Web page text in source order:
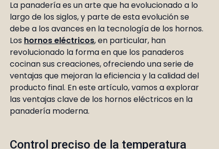
La panadería es un arte que ha evolucionado a lo
largo de los siglos, y parte de esta evolución se
debe a los avances en la tecnología de los hornos.
Los hornos eléctricos, en particular, han
revolucionado la forma en que los panaderos
cocinan sus creaciones, ofreciendo una serie de
ventajas que mejoran la eficiencia y la calidad del
producto final. En este artículo, vamos a explorar
las ventajas clave de los hornos eléctricos en la
panadería moderna.
Control preciso de la temperatura